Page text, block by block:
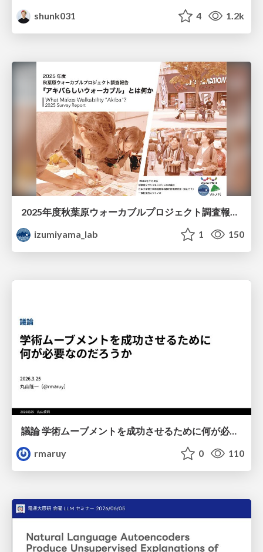
shunk031
4 1.2k
2025年度秋葉原ウォーカブルプロジェクト調査報告 「アキバらしいウォーカブル」とは何か
izumiyama_lab
1 150
議論 学術ムーブメントを成功させるために何が必要なのだろうか
rmaruy
0 110